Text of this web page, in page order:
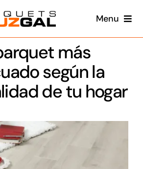
Menu
Conócenos
Productos
Blog
más
según la
de tu hogar